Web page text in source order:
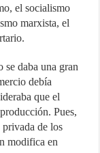
el socialismo
marxista, el
daba una gran
debía
que el
Pues,
de los
modifica en